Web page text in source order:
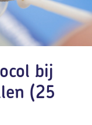
bij
(25